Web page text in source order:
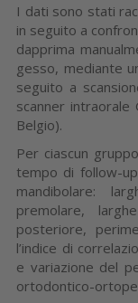
I dati sono stati
in se­guito a
dappri­ma
gesso, me­diante
seguito a
scanner intraorale
Belgio).
Per ciascun
tempo di follow-
mandibolare:
premolare,
posteriore,
l’indice di
e variazione del
ortodontico-